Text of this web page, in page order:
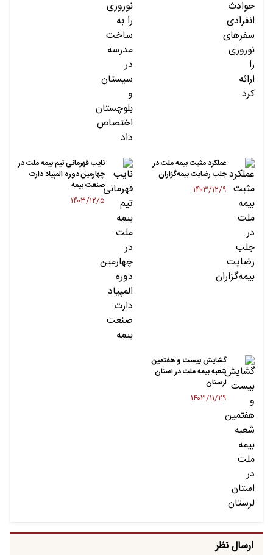
عملکرد مثبت بیمه ملت در
جلب رضایت بیمه‌گزاران
۱۴۰۳/۱۲/۹
نایب قهرمانی تیم بیمه ملت در
چهارمین دوره المپیاد دارت
صنعت بیمه
۱۴۰۳/۱۲/۵
گشایش بیست و هفتمین
شعبه بیمه ملت در استان
لرستان
۱۴۰۳/۱۱/۲۹
ارسال نظر